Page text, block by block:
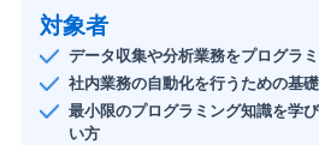
対象者
データ収集や分析業務をプログラ
社内業務の自動化を行うための基
最小限のプログラミング知識を学
い方